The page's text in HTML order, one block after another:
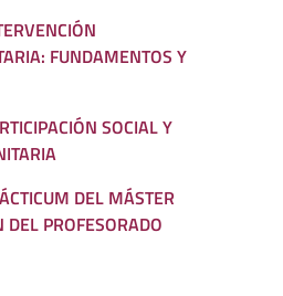
FUNDAMENTOS Y
SOCIAL Y
DEL MÁSTER
PROFESORADO